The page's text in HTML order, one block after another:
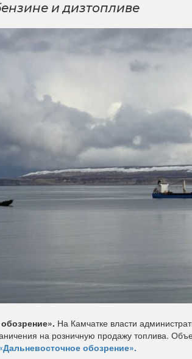
и дизтопливе
На Камчатке власти
на розничную продажу топлива.
обозрение».